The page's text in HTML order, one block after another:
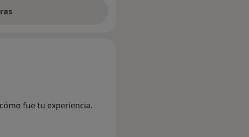
fue tu experiencia.